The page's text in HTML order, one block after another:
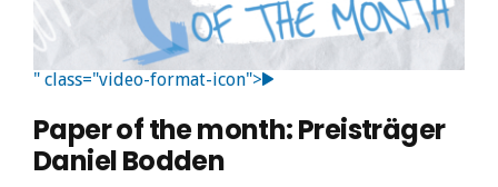
" class="video-format-icon">
Paper of the month: Preisträger
Daniel Bodden